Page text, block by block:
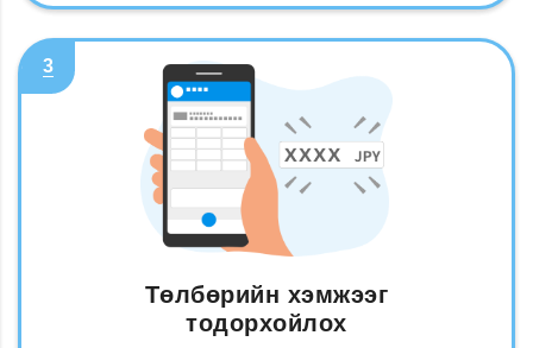
3
Төлбөрийн хэмжээг
тодорхойлох